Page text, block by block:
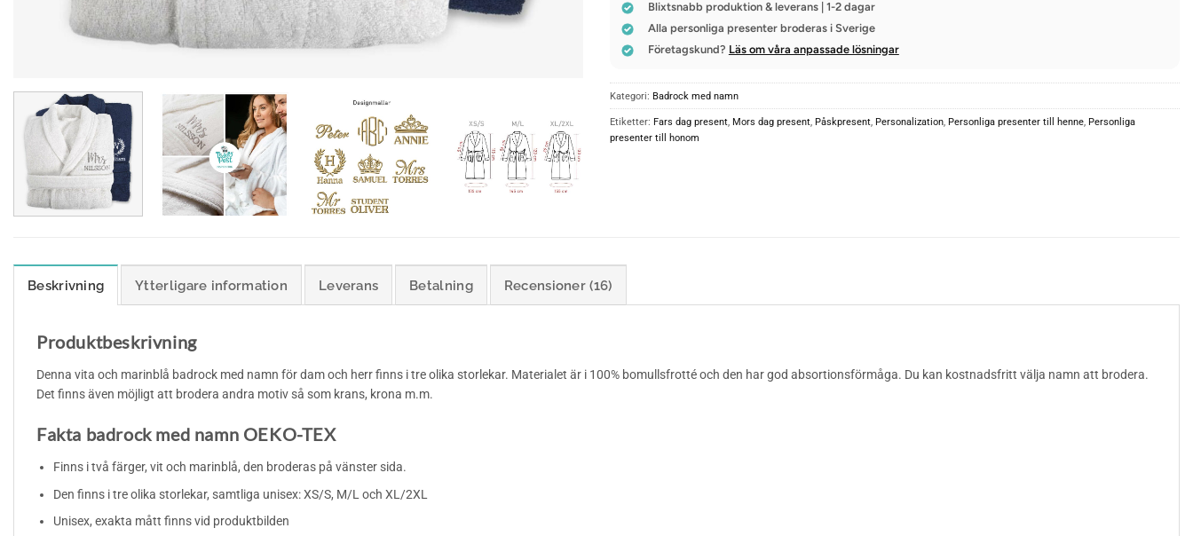
Blixtsnabb produktion & leverans | 1-2 dagar
Alla personliga presenter broderas i Sverige
Företagskund? Läs om våra anpassade lösningar
Kategori: Badrock med namn
Etiketter: Fars dag present, Mors dag present, Påskpresent, Personalization, Personliga presenter till henne, Personliga
presenter till honom
Beskrivning Ytterligare information Leverans Betalning Recensioner (16)
Produktbeskrivning
Denna vita och marinblå badrock med namn för dam och herr finns i tre olika storlekar. Materialet är i 100% bomullsfrotté och den har god absortionsförmåga. Du kan kostnadsfritt välja namn att brodera.
Det finns även möjligt att brodera andra motiv så som krans, krona m.m.
Fakta badrock med namn OEKO-TEX
Finns i två färger, vit och marinblå, den broderas på vänster sida.
Den finns i tre olika storlekar, samtliga unisex: XS/S, M/L och XL/2XL
Unisex, exakta mått finns vid produktbilden